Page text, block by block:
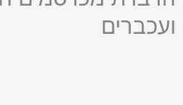
ועכברים